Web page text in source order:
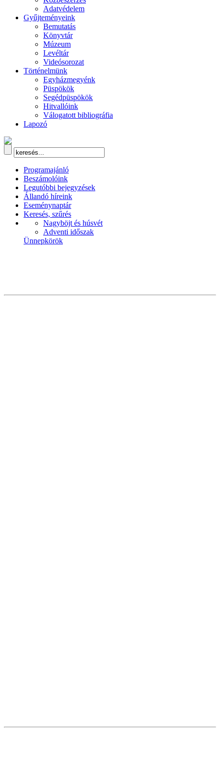
Adatvédelem
Gyűjteményeink
Bemutatás
Könyvtár
Múzeum
Levéltár
Videósorozat
Történelmünk
Egyházmegyénk
Püspökök
Segédpüspökök
Hitvallóink
Válogatott bibliográfia
Lapozó
Programajánló
Beszámolóink
Legutóbbi bejegyzések
Állandó híreink
Eseménynaptár
Keresés, szűrés
Nagyböjt és húsvét
Adventi időszak
Ünnepkörök